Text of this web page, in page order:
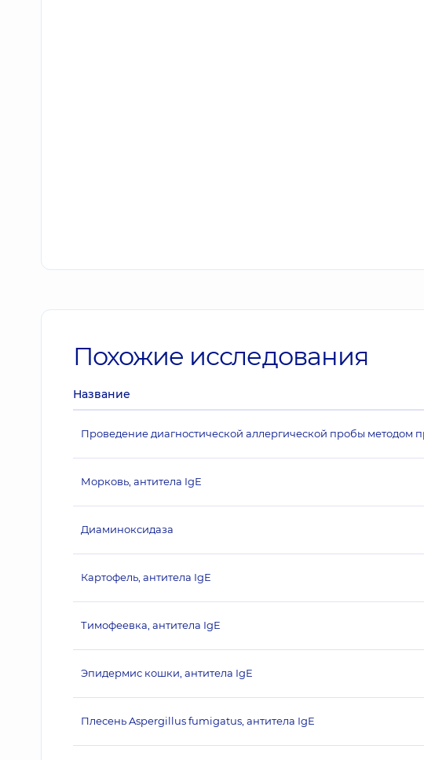
Похожие исследования
Название
Проведение диагностической аллергической пробы методом
Морковь, антитела IgE
Диаминоксидаза
Картофель, антитела IgE
Тимофеевка, антитела IgE
Эпидермис кошки, антитела IgE
Плесень Aspergillus fumigatus, антитела IgE